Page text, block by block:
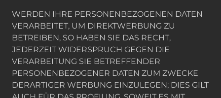
WERDEN IHRE PERSONENBEZOGENEN DATEN
VERARBEITET, UM DIREKTWERBUNG ZU
BETREIBEN, SO HABEN SIE DAS RECHT,
JEDERZEIT WIDERSPRUCH GEGEN DIE
VERARBEITUNG SIE BETREFFENDER
PERSONENBEZOGENER DATEN ZUM ZWECKE
DERARTIGER WERBUNG EINZULEGEN; DIES GILT